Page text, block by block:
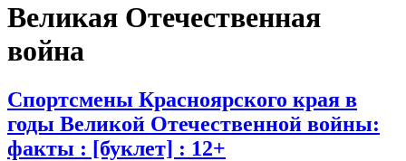
Великая Отечественная
война
Спортсмены Красноярского края в
годы Великой Отечественной войны:
факты : [буклет] : 12+